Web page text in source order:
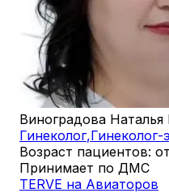
Виноградова
Гинеколог,Гинеколог-
Возраст пациентов:
Принимает по ДМС
TERVE на Авиаторов